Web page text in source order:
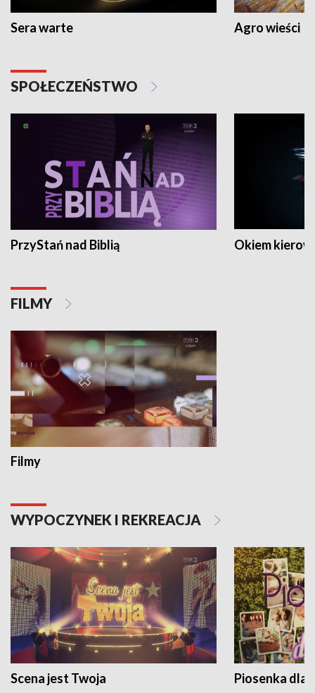
Sera warte Agro wieści
SPOŁECZEŃSTWO
PrzyStań nad Biblią Okiem
FILMY
Filmy
WYPOCZYNEK I REKREACJA
Scena jest Twoja Piosenka dla